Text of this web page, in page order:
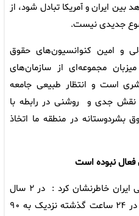
ایران و آمریکا تبادل شود، از
جدیدی نیست.
و امین کنوانسیون‌های حقوق
مجموعه‌ای از سازمان‌های
است و انتظار طبیعی جامعه
جدی و روشنی در رابطه با
در منطقه ما اتخاذ
فعال نبوده است
این دیپلمات ارشد جمهوری اسلامی ایران خاطرنشان کرد : در ۲ سال
گذشته شاهد نسل‌کشی در غزه و در ۲۴ ساعت گذشته نزدیک به ۹۰